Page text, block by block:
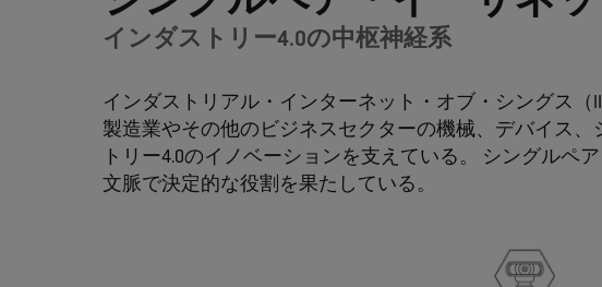
インダストリー4.0の中枢神経系
インダストリアル・インターネット・オブ・シングス（
製造業やその他のビジネスセクターの機械、デバイス
トリー4.0のイノベーションを支えている。 シングルペ
文脈で決定的な役割を果たしている。